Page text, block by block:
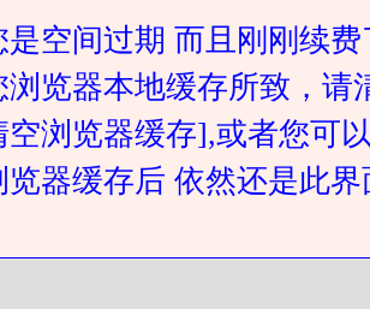
是空间过期 而且刚刚续
浏览器本地缓存所致，
空浏览器缓存],或者您可
览器缓存后 依然还是此